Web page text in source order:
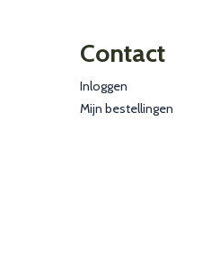
Contact
Inloggen
Mijn bestellingen